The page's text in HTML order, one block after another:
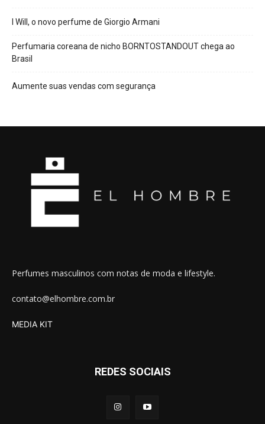
I Will, o novo perfume de Giorgio Armani
Perfumaria coreana de nicho BORNTOSTANDOUT chega ao
Brasil
Aumente suas vendas com segurança
Perfumes masculinos com notas de moda e lifestyle.
contato@elhombre.com.br
MEDIA KIT
REDES SOCIAIS